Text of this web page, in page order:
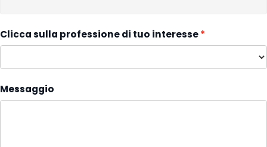
Clicca sulla professione di tuo interesse
Messaggio